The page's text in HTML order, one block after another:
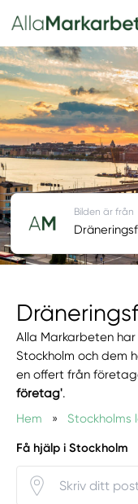
Alla Markarbeten
Stockholm och dem
en offert från
företag'.
Hem
» Stockholms
Få hjälp i Stockholm
Bilden är från